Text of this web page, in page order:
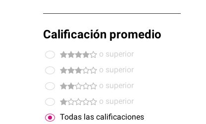
Calificación promedio
o superior
o superior
o superior
o superior
Todas las calificaciones